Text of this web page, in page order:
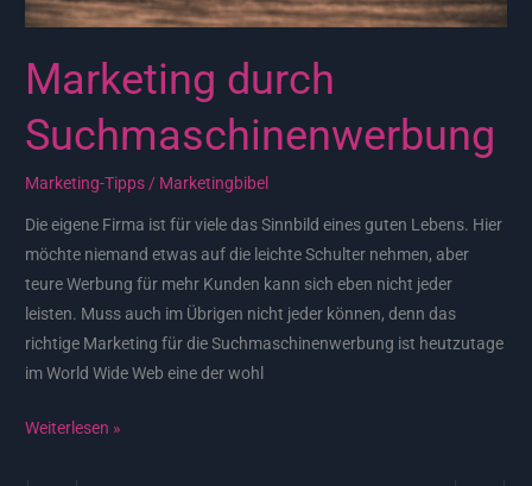
Marketing durch
Suchmaschinenwerbung
Marketing-Tipps / Marketingbibel
Die eigene Firma ist für viele das Sinnbild eines guten Lebens. Hier
möchte niemand etwas auf die leichte Schulter nehmen, aber
teure Werbung für mehr Kunden kann sich eben nicht jeder
leisten. Muss auch im Übrigen nicht jeder können, denn das
richtige Marketing für die Suchmaschinenwerbung ist heutzutage
im World Wide Web eine der wohl
Weiterlesen »